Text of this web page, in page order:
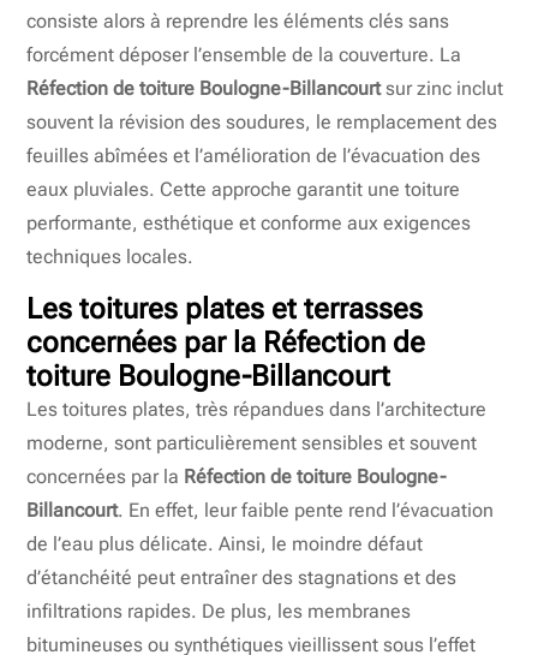
consiste alors à reprendre les éléments clés sans
forcément déposer l’ensemble de la couverture. La
Réfection de toiture Boulogne-Billancourtsur zinc inclut
souvent la révision des soudures, le remplacement des
feuilles abîmées et l’amélioration de l’évacuation des
eaux pluviales. Cette approche garantit une toiture
performante, esthétique et conforme aux exigences
techniques locales.
Les toitures plates et terrasses
concernées par la Réfection de
toiture Boulogne-Billancourt
Les toitures plates, très répandues dans l’architecture
moderne, sont particulièrement sensibles et souvent
concernées par la Réfection de toiture Boulogne-
Billancourt. En effet, leur faible pente rend l’évacuation
de l’eau plus délicate. Ainsi, le moindre défaut
d’étanchéité peut entraîner des stagnations et des
infiltrations rapides. De plus, les membranes
bitumineuses ou synthétiques vieillissent sous l’effet